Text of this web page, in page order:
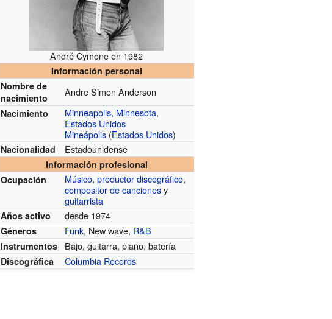
André Cymone en 1982
Información personal
Nombre de
nacimiento
Andre Simon Anderson
Nacimiento Minneapolis, Minnesota,
Estados Unidos
Mineápolis (Estados Unidos)
Nacionalidad Estadounidense
Información profesional
Ocupación
Músico,productor discográfico,
compositor de cancionesy
guitarrista
Años activo desde 1974
Géneros Funk, New wave, R&B
Instrumentos Bajo, guitarra, piano, batería
Discográfica Columbia Records